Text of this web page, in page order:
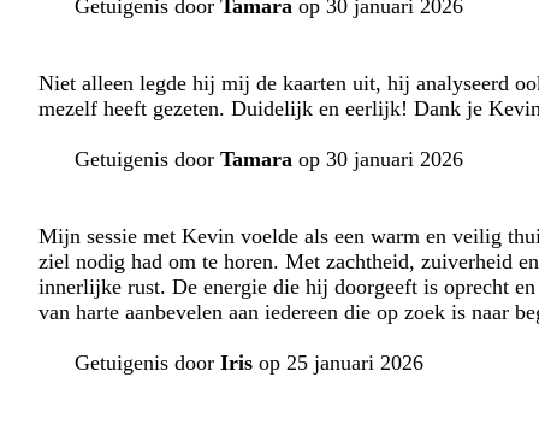
Getuigenis door Tamara op 30 januari 2026
Niet alleen legde hij mij de kaarten uit, hij analyseerd
mezelf heeft gezeten. Duidelijk en eerlijk! Dank je
Getuigenis door Tamara op 30 januari 2026
Mijn sessie met Kevin voelde als een warm en veilig
ziel nodig had om te horen. Met zachtheid, zuiverheid
innerlijke rust. De energie die hij doorgeeft is oprecht
van harte aanbevelen aan iedereen die op zoek is naar
Getuigenis door Iris op 25 januari 2026